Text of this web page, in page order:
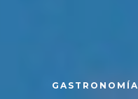
GASTRONOMÍA